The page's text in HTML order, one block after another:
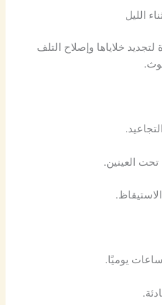
خلاياها وإصلاح التلف
تحت العينين.